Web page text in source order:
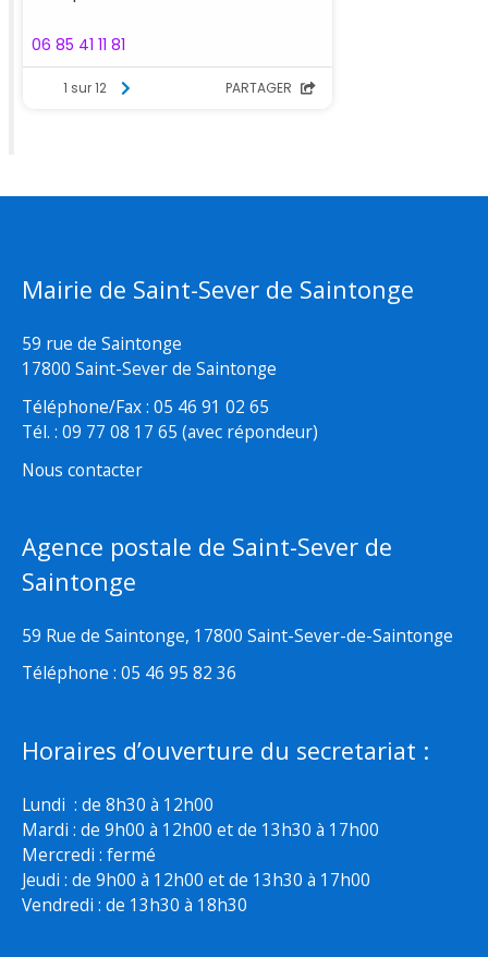
Mairie de Saint-Sever de Saintonge
59 rue de Saintonge
17800 Saint-Sever de Saintonge
Téléphone/Fax : 05 46 91 02 65
Tél. : 09 77 08 17 65 (avec répondeur)
Nous contacter
Agence postale de Saint-Sever de
Saintonge
59 Rue de Saintonge, 17800 Saint-Sever-de-Saintonge
Téléphone : 05 46 95 82 36
Horaires d’ouverture du secretariat :
Lundi : de 8h30 à 12h00
Mardi : de 9h00 à 12h00 et de 13h30 à 17h00
Mercredi : fermé
Jeudi : de 9h00 à 12h00 et de 13h30 à 17h00
Vendredi : de 13h30 à 18h30